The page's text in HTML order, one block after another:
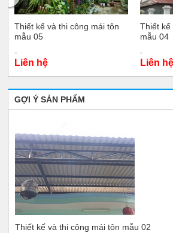
Thiết kế và thi công mái tôn
mẫu 05
Liên hệ
Thiết kế
mẫu 04
Liên hệ
GỢI Ý SẢN PHẨM
Thiết kế và thi công mái tôn mẫu 02